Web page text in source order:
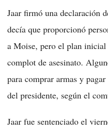
Jaar firmó una declaración
decía que proporcionó
a Moise, pero el plan
complot de asesinato.
para comprar armas y
del presidente, según el
Jaar fue sentenciado el